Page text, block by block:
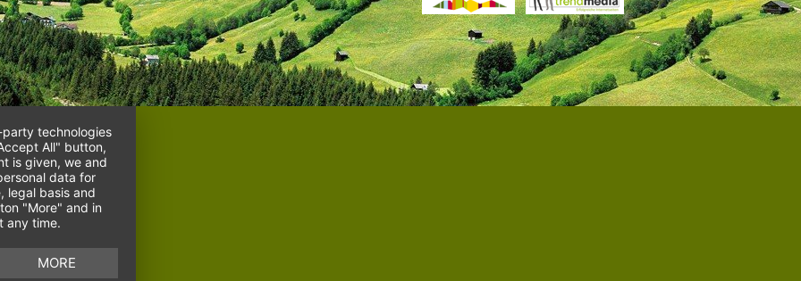
technologies
All" button,
is given, we and
data for
legal basis and
"More" and in
any time.
MORE